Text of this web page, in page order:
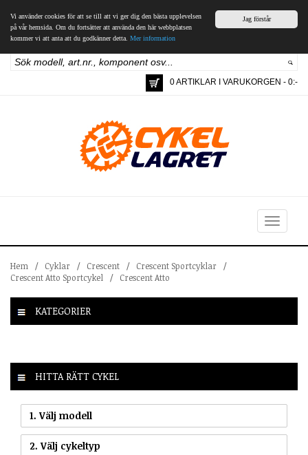
Jag förstår
Vi använder cookies för att se till att vi ger dig den bästa upplevelsen
på vår hemsida. Om du fortsätter att använda den här webbplatsen
kommer vi att anta att du godkänner detta. Mer information
0 ARTIKLAR I VARUKORGEN - 0:-
Toggle
navigation
Hem / Cyklar / Crescent / Crescent Sportcyklar
/
Crescent Atto Sportcykel
/ Crescent Atto
KATEGORIER
HITTA RÄTT CYKEL
1. Välj modell
2. Välj cykeltyp